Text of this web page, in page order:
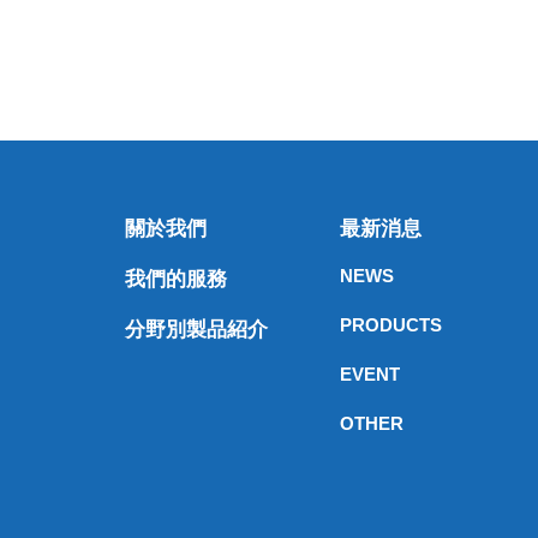
關於我們
我們的服務
分野別製品紹介
最新消息
NEWS
PRODUCTS
EVENT
OTHER